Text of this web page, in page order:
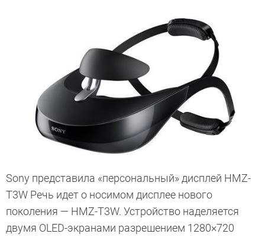
Sony представила «персональный» дисплей HMZ-
T3W Речь идет о носимом дисплее нового
поколения — HMZ-T3W. Устройство наделяется
двумя OLED-экранами разрешением 1280×720